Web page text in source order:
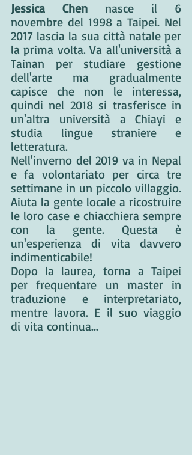
Jessica Chen nasce il 6
novembre del 1998 a Taipei. Nel
2017 lascia la sua città natale per
la prima volta. Va all'università a
Tainan per studiare gestione
dell'arte ma gradualmente
capisce che non le interessa,
quindi nel 2018 si trasferisce in
un'altra università a Chiayi e
studia lingue straniere e
letteratura.
Nell'inverno del 2019 va in Nepal
e fa volontariato per circa tre
settimane in un piccolo villaggio.
Aiuta la gente locale a ricostruire
le loro case e chiacchiera sempre
con la gente. Questa è
un'esperienza di vita davvero
indimenticabile!
Dopo la laurea, torna a Taipei
per frequentare un master in
traduzione e interpretariato,
mentre lavora. E il suo viaggio
di vita continua...